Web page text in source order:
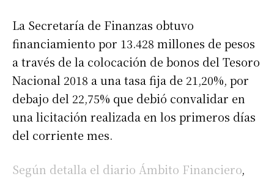
La Secretaría de Finanzas obtuvo
financiamiento por 13.428 millones de pesos
a través de la colocación de bonos del Tesoro
Nacional 2018 a una tasa fija de 21,20%, por
debajo del 22,75% que debió convalidar en
una licitación realizada en los primeros días
del corriente mes.
Según detalla el diario Ámbito Financiero,